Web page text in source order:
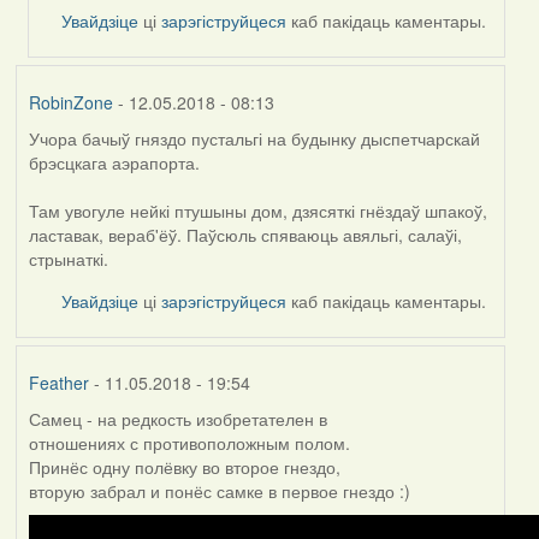
Увайдзіце цізарэгіструйцеся каб пакідаць каментары.
RobinZone- 12.05.2018 - 08:13
Учора бачыў гняздо пустальгі на будынку дыспетчарскай
брэсцкага аэрапорта.
Там увогуле нейкі птушыны дом, дзясяткі гнёздаў шпакоў,
ластавак, вераб'ёў. Паўсюль спяваюць авяльгі, салаўі,
стрынаткі.
Увайдзіце цізарэгіструйцеся каб пакідаць каментары.
Feather- 11.05.2018 - 19:54
Самец - на редкость изобретателен в
отношениях с противоположным полом.
Принёс одну полёвку во второе гнездо,
вторую забрал и понёс самке в первое гнездо :)